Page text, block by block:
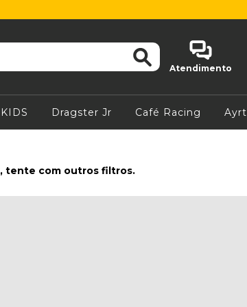
Atendimento
Dragster Jr Café Racing
tente com outros filtros.